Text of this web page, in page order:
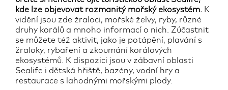
kde lze objevovat rozmanitý mořský ekosystém. K
vidění jsou zde žraloci, mořské želvy, ryby, různé
druhy korálů a mnoho informací o nich. Zúčastnit
se můžete též aktivit, jako je potápění, plavání s
žraloky, rybaření a zkoumání korálových
ekosystémů. K dispozici jsou v zábavní oblasti
Sealife i dětská hřiště, bazény, vodní hry a
restaurace s lahodnými mořskými plody.